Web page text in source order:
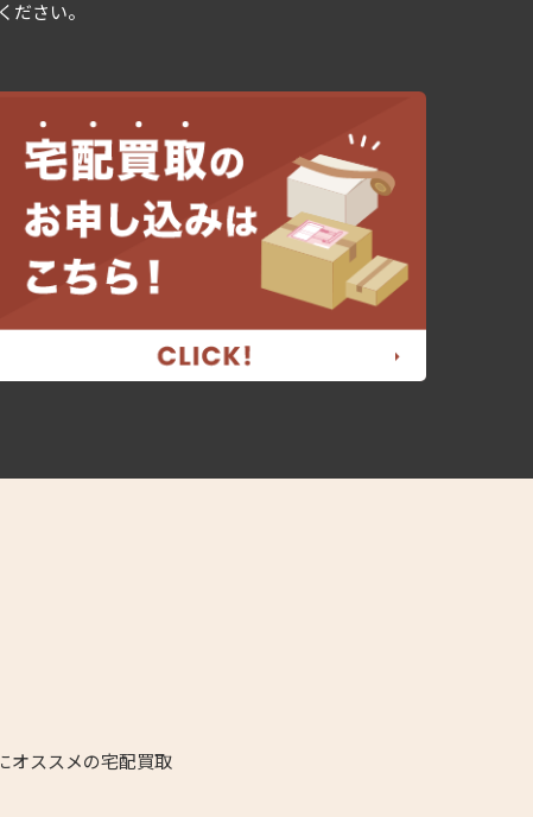
さい。
オススメの宅配買取